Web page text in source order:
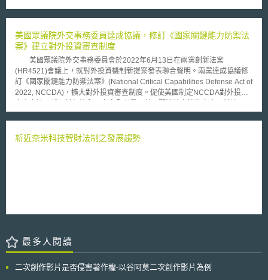
攬) 的百分之十，申報最高五百美元的賦稅減免。 2005 能源政策法法
收抵免與醫療保健法案 (Tax Relief and Health Care Act of 2006) 延長至
2008，再由08年的能源改進與延長法案 (The Energy Improvement and
Extension Act of 2008) 展延至2009。其後，10年的減稅、失業保險再授權
及工作機會增進法 (The Tax Relief, Unemployment Insurance
Reauthorization, and Job Creation Act of 2010) 將其延伸至2011年年底，
而目前通過美國納稅人緩稅法案再將其延至2013年12月31日。
院法官受理。同時，維基解密、憲法人權中心、美聯社等新聞媒體，均要求
得費雪上尉（Captain Chad Fisher）表示，第一憲法修正案沒有絕對的效
力，也未賦予法院公開卷宗的義務。若記者和大眾想獲得案件的文件資料，
可透過「情報自由法」申請。但依「情報自由法」的申請程序非常冗長，而
且美聯社和曼寧的辯護律師大衛.庫姆斯（david Commbs）的申請都已遭拒
絕，律師大衛只能在私人網誌上向關心曼寧案的民眾公布案件進度和內情。
憲法人權中心的律師Shayana Kadidal 表示，不公開卷宗資料，就算
參與了聽證會也無法理解案件的真實面貌，而無法做出準確的報導。但軍事
於衷。軍方和憲法人權中心將在之後會提交聲請，解釋為何他們認為軍事上
敵罪成立，曼寧將會被判終身監禁。
美國眾議院外交事務委員達成協議，修訂《國家關鍵能力防禦法
案》建立對外投資審查制度
美國眾議院外交事務委員會於2022年6月13日在兩黨創新法案
(HR4521)會議上，就對外投資機制新提案發表聯合聲明。兩黨達成協議修
訂《國家關鍵能力防禦法案》(National Critical Capabilities Defense Act of
2022, NCCDA)，擴大對外投資審查制度。促使美國制定NCCDA對外投資
美國企業可能透過特定投資幫助提升中國能力之風險。因此，雖然NCCDA
對外投資審查程序，並且與利益相關者就如何制定強而有力且具針對性的對
鍵能力產業領域包括：能源、醫療、通訊、國防、運輸、航空航太、機器
人、人工智慧、半導體、造船、水等。若美國人和外國實體從事「涵蓋活
動」者，必須在展開活動前至少60天以書面形式通知委員會。委員會將會通
新近奈米科技智財法制之發展趨勢
最多人閱讀
二次創作影片是否侵害著作權-以谷阿莫二次創作影片為例